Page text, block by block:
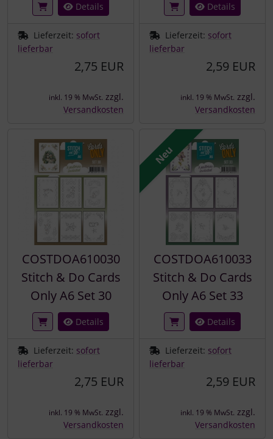
Details
Lieferzeit: sofort
lieferbar
2,75 EUR
inkl. 19 % MwSt. zzgl.
Versandkosten
Details
Lieferzeit: sofort
lieferbar
2,59 EUR
inkl. 19 % MwSt. zzgl.
Versandkosten
COSTDOA610030
Stitch & Do Cards
Only A6 Set 30
Details
Lieferzeit: sofort
lieferbar
2,75 EUR
inkl. 19 % MwSt. zzgl.
Versandkosten
Neu
COSTDOA610033
Stitch & Do Cards
Only A6 Set 33
Details
Lieferzeit: sofort
lieferbar
2,59 EUR
inkl. 19 % MwSt. zzgl.
Versandkosten